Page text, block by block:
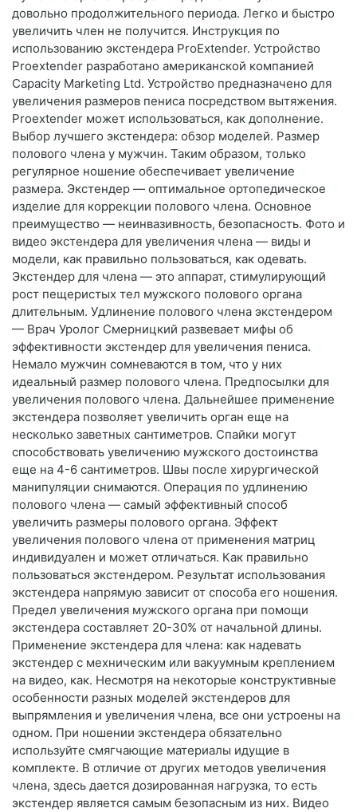
довольно продолжительного периода. Легко и быстро
увеличить член не получится. Инструкция по
использованию экстендера ProExtender. Устройство
Proextender разработано американской компанией
Capacity Marketing Ltd. Устройство предназначено для
увеличения размеров пениса посредством вытяжения.
Proextender может использоваться, как дополнение.
Выбор лучшего экстендера: обзор моделей. Размер
полового члена у мужчин. Таким образом, только
регулярное ношение обеспечивает увеличение
размера. Экстендер — оптимальное ортопедическое
изделие для коррекции полового члена. Основное
преимущество — неинвазивность, безопасность. Фото и
видео экстендера для увеличения члена — виды и
модели, как правильно пользоваться, как одевать.
Экстендер для члена — это аппарат, стимулирующий
рост пещеристых тел мужского полового органа
длительным. Удлинение полового члена экстендером
— Врач Уролог Смерницкий развевает мифы об
эффективности экстендер для увеличения пениса.
Немало мужчин сомневаются в том, что у них
идеальный размер полового члена. Предпосылки для
увеличения полового члена. Дальнейшее применение
экстендера позволяет увеличить орган еще на
несколько заветных сантиметров. Спайки могут
способствовать увеличению мужского достоинства
еще на 4-6 сантиметров. Швы после хирургической
манипуляции снимаются. Операция по удлинению
полового члена — самый эффективный способ
увеличить размеры полового органа. Эффект
увеличения полового члена от применения матриц
индивидуален и может отличаться. Как правильно
пользоваться экстендером. Результат использования
экстендера напрямую зависит от способа его ношения.
Предел увеличения мужского органа при помощи
экстендера составляет 20-30% от начальной длины.
Применение экстендера для члена: как надевать
экстендер с мехническим или вакуумным креплением
на видео, как. Несмотря на некоторые конструктивные
особенности разных моделей экстендеров для
выпрямления и увеличения члена, все они устроены на
одном. При ношении экстендера обязательно
используйте смягчающие материалы идущие в
комплекте. В отличие от других методов увеличения
члена, здесь дается дозированная нагрузка, то есть
экстендер является самым безопасным из них. Видео